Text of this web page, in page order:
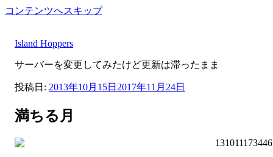
コンテンツへスキップ
Island Hoppers
サーバーを変更してみたけど更新は滞ったまま
投稿日: 2013年10月15日 2017年11月24日
満ちる月